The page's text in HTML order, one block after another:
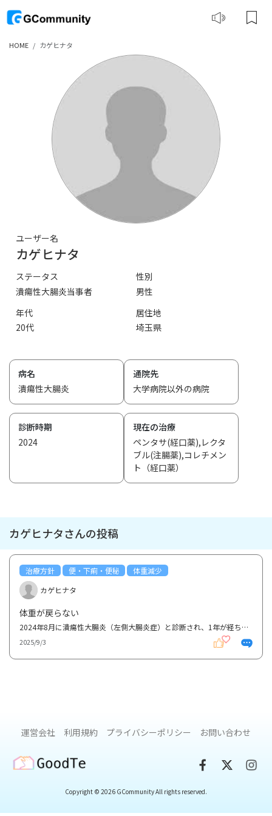
HOME カゲヒナタ
ユーザー名
カゲヒナタ
ステータス
潰瘍性大腸炎当事者
性別
男性
年代
20代
居住地
埼玉県
病名
潰瘍性大腸炎
通院先
大学病院以外の病院
診断時期
2024
現在の治療
ペンタサ(経口薬),レクタ
ブル(注腸薬),コレチメン
ト（経口薬）
カゲヒナタさんの投稿
治療方針 便・下痢・便秘
体重減少
カゲヒナタ
体重が戻らない
2024年8月に潰瘍性大腸炎（左側大腸炎症）と診断され、1年が経ちました。薬は整腸剤・ペンタサ（内服）...
2025/9/3
運営会社 利用規約 プライバシーポリシー お問い合わせ
GoodTe
Copyright © 2026 GCommunity All rights reserved.